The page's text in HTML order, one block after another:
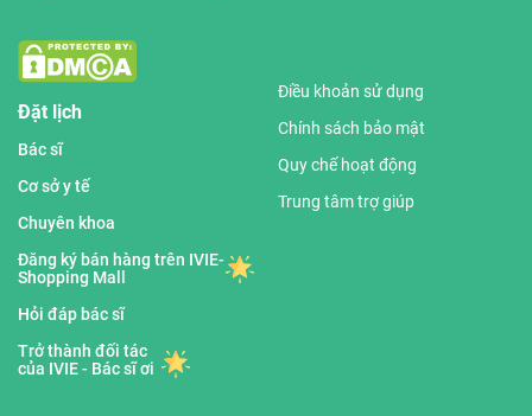
Đặt lịch
Bác sĩ
Cơ sở y tế
Chuyên khoa
Đăng ký bán hàng trên IVIE-
Shopping Mall
Hỏi đáp bác sĩ
Trở thành đối tác
của IVIE - Bác sĩ ơi
Điều khoản sử dụng
Chính sách bảo mật
Quy chế hoạt động
Trung tâm trợ giúp